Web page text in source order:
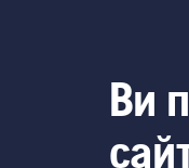
Ви